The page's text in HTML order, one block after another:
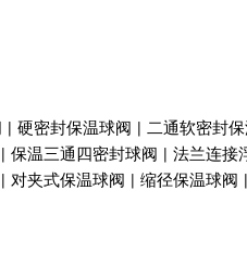
| 硬密封保温球阀 | 二通软密封
| 保温三通四密封球阀 | 法兰连接
| 对夹式保温球阀 | 缩径保温球阀 |